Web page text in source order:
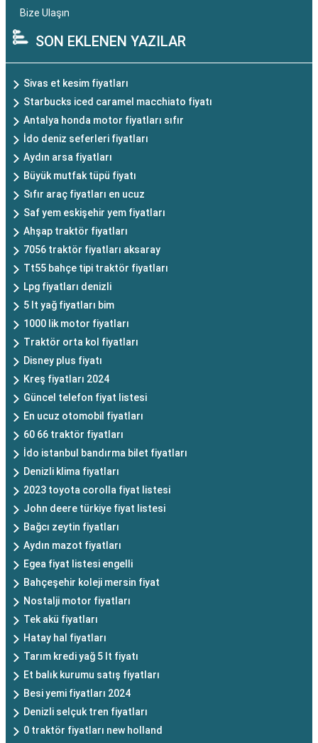
Bize Ulaşın
SON EKLENEN YAZILAR
Sivas et kesim fiyatları
Starbucks iced caramel macchiato fiyatı
Antalya honda motor fiyatları sıfır
İdo deniz seferleri fiyatları
Aydın arsa fiyatları
Büyük mutfak tüpü fiyatı
Sıfır araç fiyatları en ucuz
Saf yem eskişehir yem fiyatları
Ahşap traktör fiyatları
7056 traktör fiyatları aksaray
Tt55 bahçe tipi traktör fiyatları
Lpg fiyatları denizli
5 lt yağ fiyatları bim
1000 lik motor fiyatları
Traktör orta kol fiyatları
Disney plus fiyatı
Kreş fiyatları 2024
Güncel telefon fiyat listesi
En ucuz otomobil fiyatları
60 66 traktör fiyatları
İdo istanbul bandırma bilet fiyatları
Denizli klima fiyatları
2023 toyota corolla fiyat listesi
John deere türkiye fiyat listesi
Bağcı zeytin fiyatları
Aydın mazot fiyatları
Egea fiyat listesi engelli
Bahçeşehir koleji mersin fiyat
Nostalji motor fiyatları
Tek akü fiyatları
Hatay hal fiyatları
Tarım kredi yağ 5 lt fiyatı
Et balık kurumu satış fiyatları
Besi yemi fiyatları 2024
Denizli selçuk tren fiyatları
0 traktör fiyatları new holland